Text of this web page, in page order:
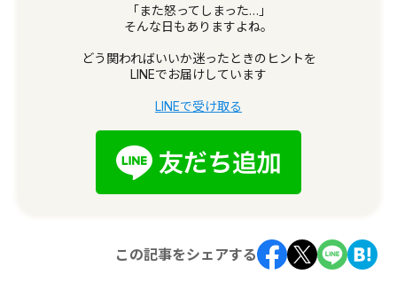
「また怒ってしまった…」
そんな日もありますよね。
どう関わればいいか迷ったときのヒントを
LINEでお届けしています
LINEで受け取る
この記事をシェアする